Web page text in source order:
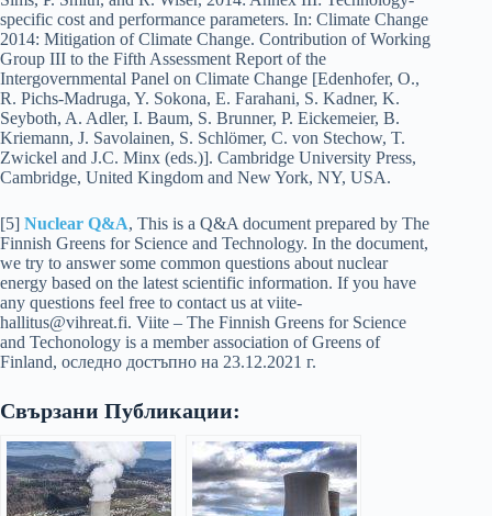
specific cost and performance parameters. In: Climate Change
2014: Mitigation of Climate Change. Contribution of Working
Group III to the Fifth Assessment Report of the
Intergovernmental Panel on Climate Change [Edenhofer, O.,
R. Pichs-Madruga, Y. Sokona, E. Farahani, S. Kadner, K.
Seyboth, A. Adler, I. Baum, S. Brunner, P. Eickemeier, B.
Kriemann, J. Savolainen, S. Schlömer, C. von Stechow, T.
Zwickel and J.C. Minx (eds.)]. Cambridge University Press,
Cambridge, United Kingdom and New York, NY, USA.
[5] Nuclear Q&A, This is a Q&A document prepared by The
Finnish Greens for Science and Technology. In the document,
we try to answer some common questions about nuclear
energy based on the latest scientific information. If you have
any questions feel free to contact us at viite-
hallitus@vihreat.fi. Viite – The Finnish Greens for Science
and Techonology is a member association of Greens of
Finland, оследно достъпно на 23.12.2021 г.
Свързани Публикации: